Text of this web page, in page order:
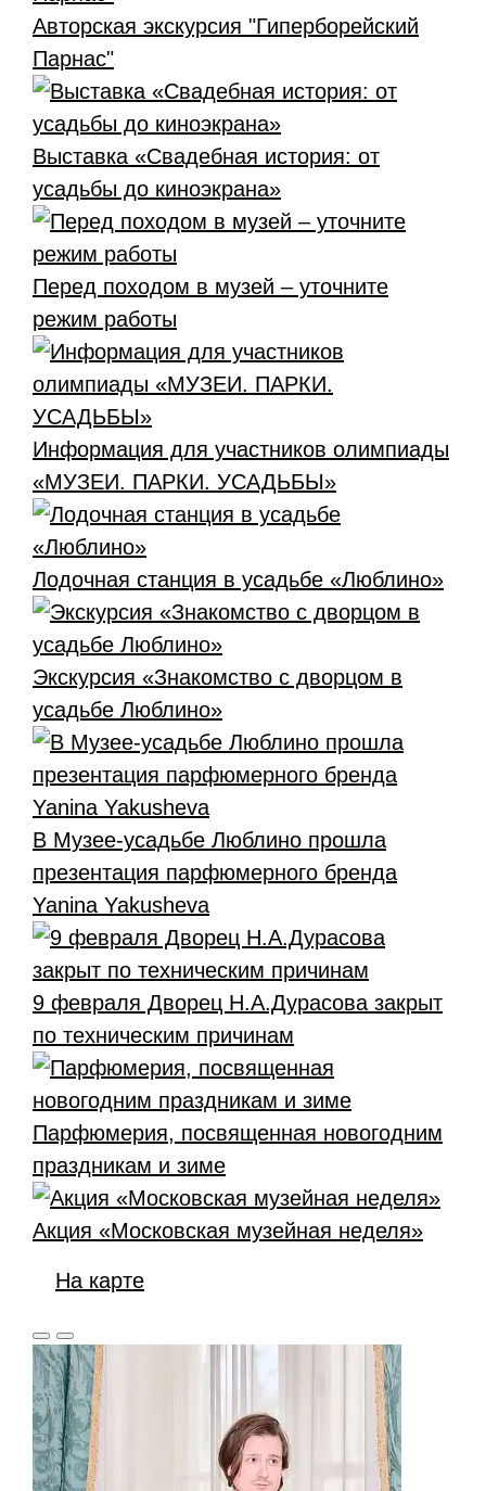
Авторская экскурсия "Гиперборейский
Парнас"
Выставка «Свадебная история: от
усадьбы до киноэкрана»
Перед походом в музей – уточните
режим работы
Информация для участников олимпиады
«МУЗЕИ. ПАРКИ. УСАДЬБЫ»
Лодочная станция в усадьбе «Люблино»
Экскурсия «Знакомство с дворцом в
усадьбе Люблино»
В Музее-усадьбе Люблино прошла
презентация парфюмерного бренда
Yanina Yakusheva
9 февраля Дворец Н.А.Дурасова закрыт
по техническим причинам
Парфюмерия, посвященная новогодним
праздникам и зиме
Акция «Московская музейная неделя»
На карте